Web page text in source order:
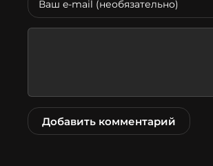
Добавить комментарий